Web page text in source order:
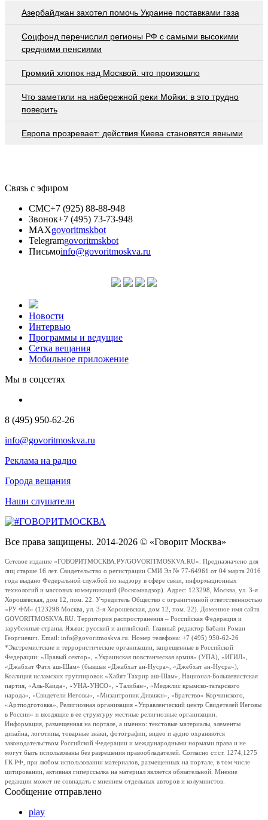
Азербайджан захотел помочь Украине поставками газа
Соцфонд перечислил регионы РФ с самыми высокими
средними пенсиями
Громкий хлопок над Москвой: что произошло
Что заметили на набережной реки Мойки: в это трудно
поверить
Европа прозревает: действия Киева становятся явными
Связь с эфиром
СМС+7 (925) 88-88-948
Звонок+7 (495) 73-73-948
MAXgovoritmskbot
Telegramgovoritmskbot
Письмоinfo@govoritmoskva.ru
Новости
Интервью
Программы и ведущие
Сетка вещания
Мобильное приложение
Мы в соцсетях
8 (495) 950-62-26
info@govoritmoskva.ru
Реклама на радио
Города вещания
Наши слушатели
Все права защищены. 2014-2026 © «Говорит Москва»
Сетевое издание «ГОВОРИТМОСКВА.РУ/GOVORITMOSKVA.RU». Предназначено для
лиц старше 16 лет. Свидетельство о регистрации СМИ Эл № 77-64961 от 04 марта 2016
года выдано Федеральной службой по надзору в сфере связи, информационных
технологий и массовых коммуникаций (Роскомнадзор). Адрес: 123298, Москва, ул. 3-я
Хорошевская, дом 12, пом. 22. Учредитель Общество с ограниченной ответственностью
«РУ ФМ» (123298 Москва, ул. 3-я Хорошевская, дом 12, пом. 22). Доменное имя сайта
GOVORITMOSKVA.RU. Территория распространения – Российская Федерация и
зарубежные страны. Языки: русский и английский. Главный редактор Бабаян Роман
Георгиевич. Email: info@govoritmoskva.ru. Номер телефона: +7 (495) 950-62-26
*Экстремистские и террористические организации, запрещенные в Российской
Федерации: «Правый сектор», «Украинская повстанческая армия» (УПА), «ИГИЛ»,
«Джабхат Фатх аш-Шам» (бывшая «Джабхат ан-Нусра», «Джебхат ан-Нусра»),
Коалиция исламских группировок «Хайят Тахрир аш-Шам», Национал-Большевистская
партия, «Аль-Каида», «УНА-УНСО», «Талибан», «Меджлис крымско-татарского
народа», «Свидетели Иеговы», «Мизантропик Дивижн», «Братство» Корчинского,
«Артподготовка», Религиозная организация «Управленческий центр Свидетелей Иеговы
в России» и входящие в ее структуру местные религиозные организации.
Информация, размещенная на портале, а именно: текстовые материалы, элементы
дизайна, логотипы, товарные знаки, фотографии, видео и аудио охраняются
законодательством Российской Федерации и международными нормами права и не
могут быть использованы без разрешения правообладателей. Согласно ст.ст. 1274,1275
ГК РФ, при любом использовании материалов, размещенных на портале, в том числе
цитировании, активная гиперссылка на материал является обязательной. Мнение
редакции может не совпадать с мнением отдельных авторов и колумнистов.
Сообщение отправлено
play